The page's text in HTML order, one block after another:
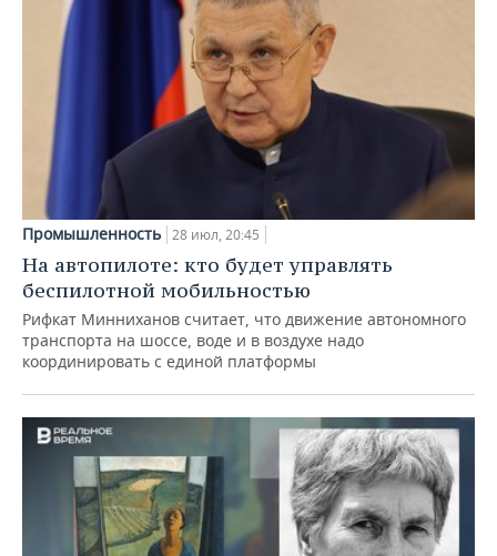
Промышленность 28 июл, 20:45
На автопилоте: кто будет управлять
беспилотной мобильностью
Рифкат Минниханов считает, что движение автономного
транспорта на шоссе, воде и в воздухе надо
координировать с единой платформы